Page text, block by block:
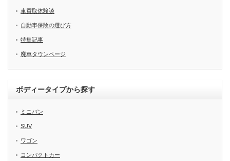
車買取体験談
自動車保険の選び方
特集記事
廃車タウンページ
ボディータイプから探す
ミニバン
SUV
ワゴン
コンパクトカー